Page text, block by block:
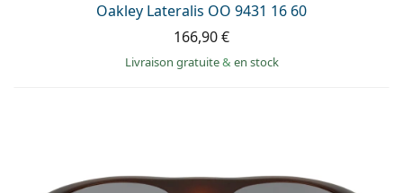
Oakley Lateralis OO 9431 16 60
166,90 €
Livraison gratuite& en stock